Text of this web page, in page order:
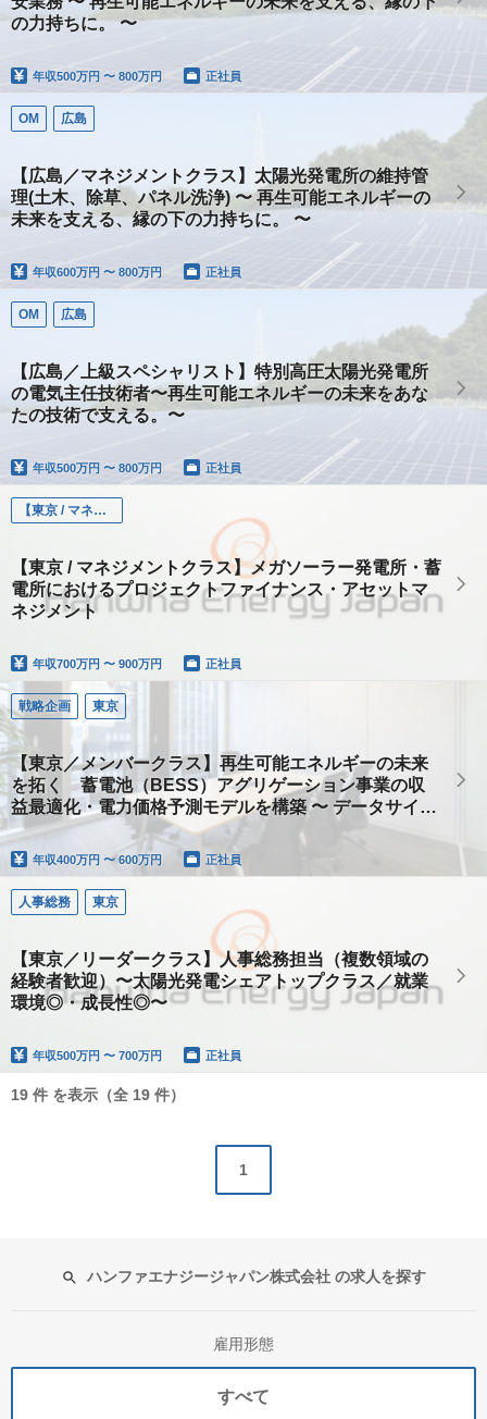
の力持ちに。 〜
年収500万円 〜 800万円 正社員
OM 広島
【広島／マネジメントクラス】太陽光発電所の維持管
理(土木、除草、パネル洗浄) 〜 再生可能エネルギーの
未来を支える、縁の下の力持ちに。 〜
年収600万円 〜 800万円 正社員
OM 広島
【広島／上級スペシャリスト】特別高圧太陽光発電所
の電気主任技術者〜再生可能エネルギーの未来をあな
たの技術で支える。〜
年収500万円 〜 800万円 正社員
【東京 / マネジメントクラス】プロジェクトファイナンス・アセットマネジメント
【東京 / マネジメントクラス】メガソーラー発電所・蓄
電所におけるプロジェクトファイナンス・アセットマ
ネジメント
年収700万円 〜 900万円 正社員
戦略企画 東京
【東京／メンバークラス】再生可能エネルギーの未来
を拓く 蓄電池（BESS）アグリゲーション事業の収
益最適化・電力価格予測モデルを構築 〜 データサイエ
ンス職 〜
年収400万円 〜 600万円 正社員
人事総務 東京
【東京／リーダークラス】人事総務担当（複数領域の
経験者歓迎）〜太陽光発電シェアトップクラス／就業
環境◎・成長性◎〜
年収500万円 〜 700万円 正社員
19 件 を表示（全 19 件）
1
ハンファエナジージャパン株式会社 の求人を探す
雇用形態
すべて